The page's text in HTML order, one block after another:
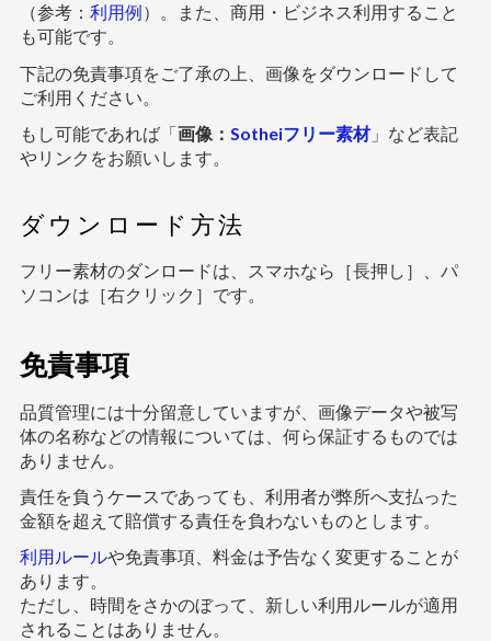
（参考： 利用例）。また、商用・ビジネス利用すること
も可能です。
下記の免責事項をご了承の上、画像をダウンロードして
ご利用ください。
もし可能であれば「画像： Sotheiフリー素材」など表記
やリンクをお願いします。
ダウンロード方法
フリー素材のダンロードは、スマホなら［長押し］、パ
ソコンは［右クリック］です。
免責事項
品質管理には十分留意していますが、画像データや被写
体の名称などの情報については、何ら保証するものでは
ありません。
責任を負うケースであっても、利用者が弊所へ支払った
金額を超えて賠償する責任を負わないものとします。
利用ルールや免責事項、料金は予告なく変更することが
あります。
ただし、時間をさかのぼって、新しい利用ルールが適用
されることはありません。